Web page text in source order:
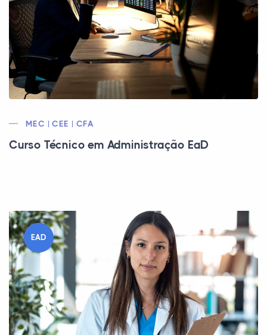
MEC | CEE | CFA
Curso Técnico em Administração EaD
EAD